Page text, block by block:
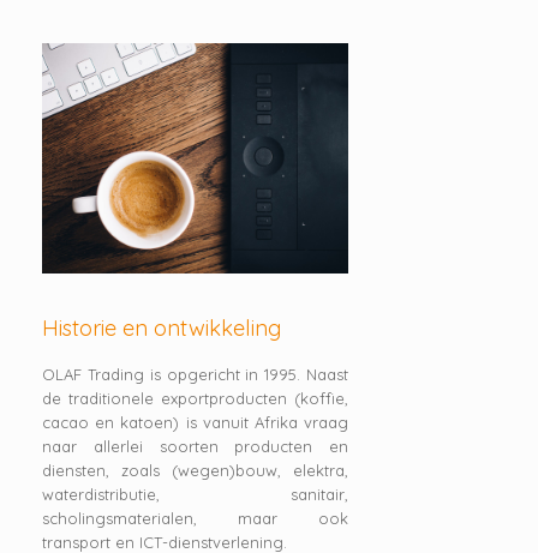
Historie en ontwikkeling
OLAF Trading is opgericht in 1995. Naast
de traditionele exportproducten (koffie,
cacao en katoen) is vanuit Afrika vraag
naar allerlei soorten producten en
diensten, zoals (wegen)bouw, elektra,
waterdistributie, sanitair,
scholingsmaterialen, maar ook
transport en ICT-dienstverlening.